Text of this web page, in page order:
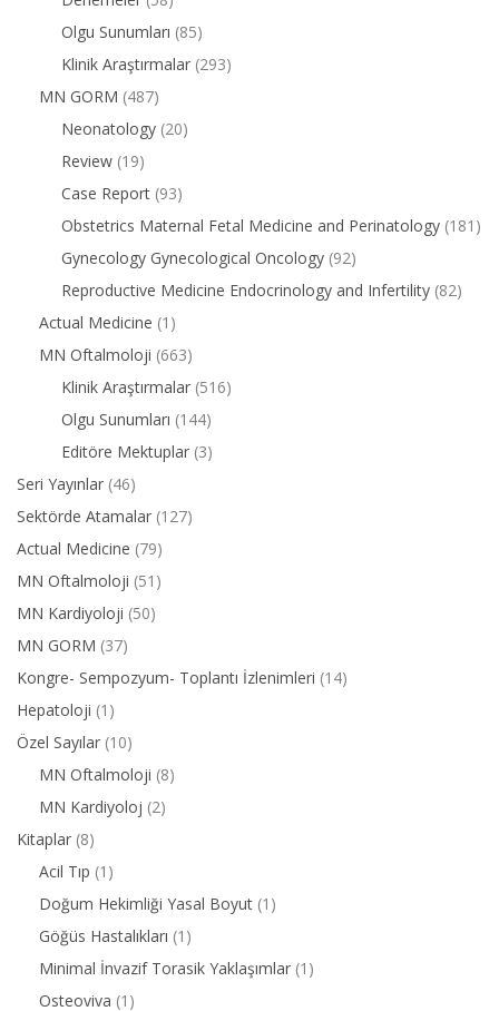
Olgu Sunumları (85)
Klinik Araştırmalar (293)
MN GORM (487)
Neonatology (20)
Review (19)
Case Report (93)
Obstetrics Maternal Fetal Medicine and Perinatology (181)
Gynecology Gynecological Oncology (92)
Reproductive Medicine Endocrinology and Infertility (82)
Actual Medicine (1)
MN Oftalmoloji (663)
Klinik Araştırmalar (516)
Olgu Sunumları (144)
Editöre Mektuplar (3)
Seri Yayınlar (46)
Sektörde Atamalar (127)
Actual Medicine (79)
MN Oftalmoloji (51)
MN Kardiyoloji (50)
MN GORM (37)
Kongre- Sempozyum- Toplantı İzlenimleri (14)
Hepatoloji (1)
Özel Sayılar (10)
MN Oftalmoloji (8)
MN Kardiyoloj (2)
Kitaplar (8)
Acil Tıp (1)
Doğum Hekimliği Yasal Boyut (1)
Göğüs Hastalıkları (1)
Minimal İnvazif Torasik Yaklaşımlar (1)
Osteoviva (1)